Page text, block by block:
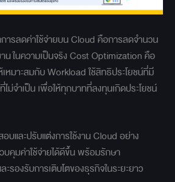
ารลดค่าใช้จ่ายบน Cloud คือการลดจำนวน
านในความเป็นจริง Cost Optimization คือ
หมาะสมกับ Workload ใช้สิทธิประโยชน์ที่มี
ม่จำเป็น เพื่อให้ทุกบาทที่ลงทุนเกิดประโยชน์
และปรับแต่งการใช้งาน Cloud อย่าง
คุมค่าใช้จ่ายได้ดีขึ้น พร้อมรักษา
รองรับการเติบโตของธุรกิจในระยะยาว